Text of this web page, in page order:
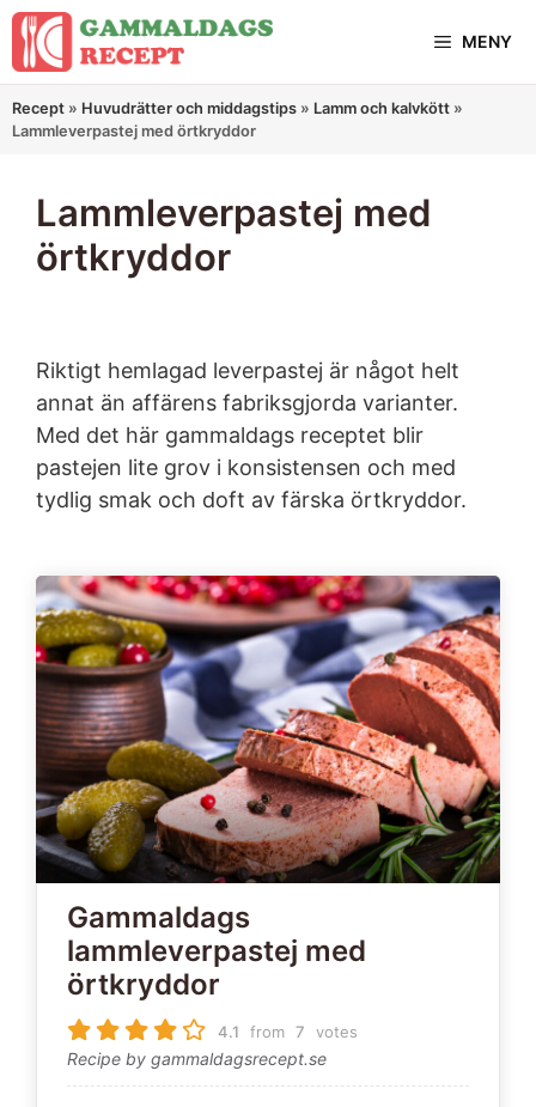
Hoppa
innehåll
MENY
Recept » Huvudrätter och middagstips » Lamm och kalvkött »
Lammleverpastej med örtkryddor
Lammleverpastej med
örtkryddor
Riktigt hemlagad leverpastej är något helt
annat än affärens fabriksgjorda varianter.
Med det här gammaldags receptet blir
pastejen lite grov i konsistensen och med
tydlig smak och doft av färska örtkryddor.
Gammaldags
lammleverpastej med
örtkryddor
4.1 from 7 votes
Recipe by gammaldagsrecept.se